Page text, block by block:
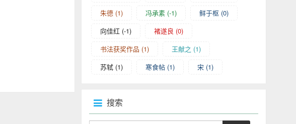
朱德 (1) 冯承素 (-1) 鲜于枢 (0)
向佳红 (-1) 褚遂良 (0)
书法获奖作品 (1) 王献之 (1)
苏轼 (1) 寒食帖 (1) 宋 (1)
搜索